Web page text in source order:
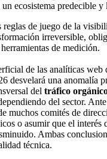
ecosistema predecible y
reglas de juego de la
irreversible,
de medición.
de las analíticas web
desvelará una anomalía
del tráfico
del sector.
muchos comités de
o asumir que el interés
Ambas
técnica.